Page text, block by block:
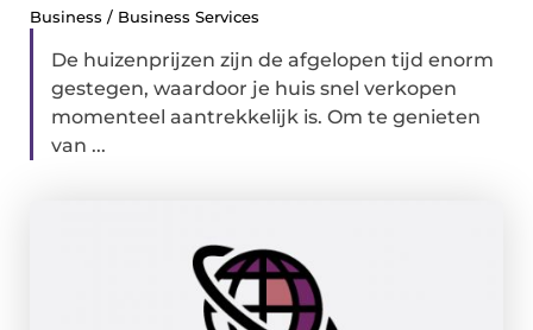
Business / Business Services
De huizenprijzen zijn de afgelopen tijd enorm
gestegen, waardoor je huis snel verkopen
momenteel aantrekkelijk is. Om te genieten
van ...